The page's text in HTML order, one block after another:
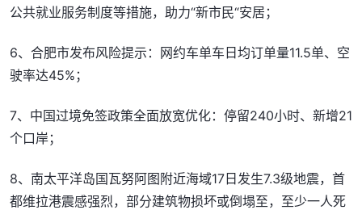
公共就业服务制度等措施，助力“新市民“安居；
6、合肥市发布风险提示：网约车单车日均订单量11.5单、空
驶率达45%；
7、中国过境免签政策全面放宽优化：停留240小时、新增21
个口岸；
8、南太平洋岛国瓦努阿图附近海域17日发生7.3级地震，首
都维拉港震感强烈，部分建筑物损坏或倒塌至，至少一人死